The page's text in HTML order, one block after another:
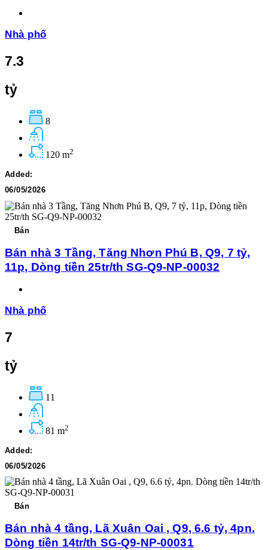
Nhà phố
7.3
tỷ
8
120 m2
Added:
06/05/2026
Bán
Bán nhà 3 Tầng, Tăng Nhơn Phú B, Q9, 7 tỷ,
11p, Dòng tiền 25tr/th SG-Q9-NP-00032
Nhà phố
7
tỷ
11
81 m2
Added:
06/05/2026
Bán
Bán nhà 4 tầng, Lã Xuân Oai , Q9, 6.6 tỷ, 4pn.
Dòng tiền 14tr/th SG-Q9-NP-00031